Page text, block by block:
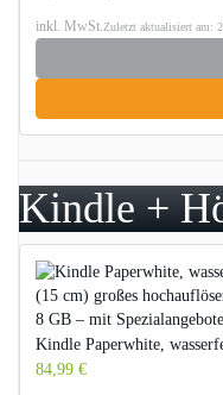
inkl. MwSt. Zuletzt aktualisiert am:
Kindle +
Kindle Paperwhite,
84,99 €